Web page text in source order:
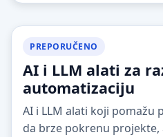
PREPORUČENO
AI i LLM alati za
automatizaciju
AI i LLM alati koji pomažu
da brze pokrenu